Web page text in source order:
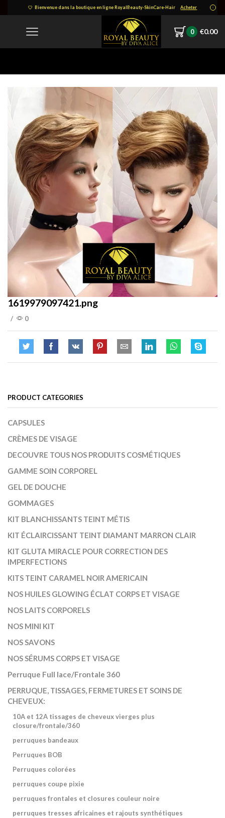
Bienvenue dans la boutique en ligne RoyalBeauty-SkinCare-Hair Acheter
0 €0.00
1619979097421.png
/ 0
PRODUCT CATEGORIES
CAPSULES
CRÈMES DE VISAGE
DECOUVRE TOUS NOS PRODUITS COSMÉTIQUES
GAMME SOIN CORPOREL
GEL DE DOUCHE
GOMMAGES
KIT BLANCHISSANTS TEINT MÉTIS
KIT ÉCLAIRCISSANT TEINT DIAMANT MARRON CLAIR
KIT GLUTA MIRACLE POUR CORRECTION DES
IMPERFECTIONS
KITS TEINT CARAMEL NOIR AMERICAIN
NOS HUILES GLOWING ÉCLAT CORPS ET VISAGE
NOS LAITS CORPORELS
NOS MINI KIT
NOS SAVONS
NOS SÉRUMS CORPS ET VISAGE
Perruque Full lace/Frontale 360
PERRUQUE, TISSAGES, FERMETURES ET SOINS DE
CHEVEUX:
10A et 12A tissages de cheveux vierges plus
closure/frontale/360
perruques bandeaux
Perruques BOB
Perruques colorées
perruques coupe pixie
perruques frontales et closures couleur noire
perruques tresses africaines et rajouts synthétiques